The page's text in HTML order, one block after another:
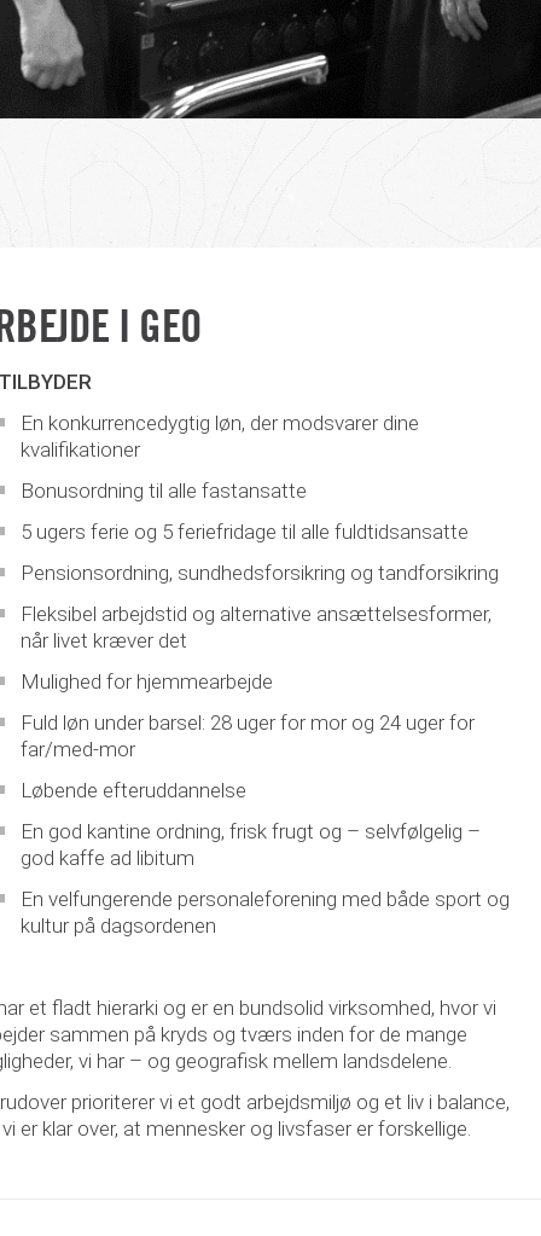
I GEO
En konkurrencedygtig løn, der modsvarer dine
kvalifikationer
Bonusordning til alle fastansatte
5 ugers ferie og 5 feriefridage til alle fuldtidsansatte
Pensionsordning, sundhedsforsikring og tandforsikring
Fleksibel arbejdstid og alternative ansættelsesformer,
når livet kræver det
Mulighed for hjemmearbejde
Fuld løn under barsel: 28 uger for mor og 24 uger for
far/med-mor
Løbende efteruddannelse
En god kantine ordning, frisk frugt og – selvfølgelig –
god kaffe ad libitum
En velfungerende personaleforening med både sport og
kultur på dagsordenen
et fladt hierarki og er en bundsolid virksomhed, hvor vi
sammen på kryds og tværs inden for de mange
vi har – og geografisk mellem landsdelene.
prioriterer vi et godt arbejdsmiljø og et liv i balance,
er klar over, at mennesker og livsfaser er forskellige.